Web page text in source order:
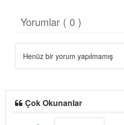
Yorumlar ( 0 )
Henüz bir yorum yapılmamış
Çok Okunanlar